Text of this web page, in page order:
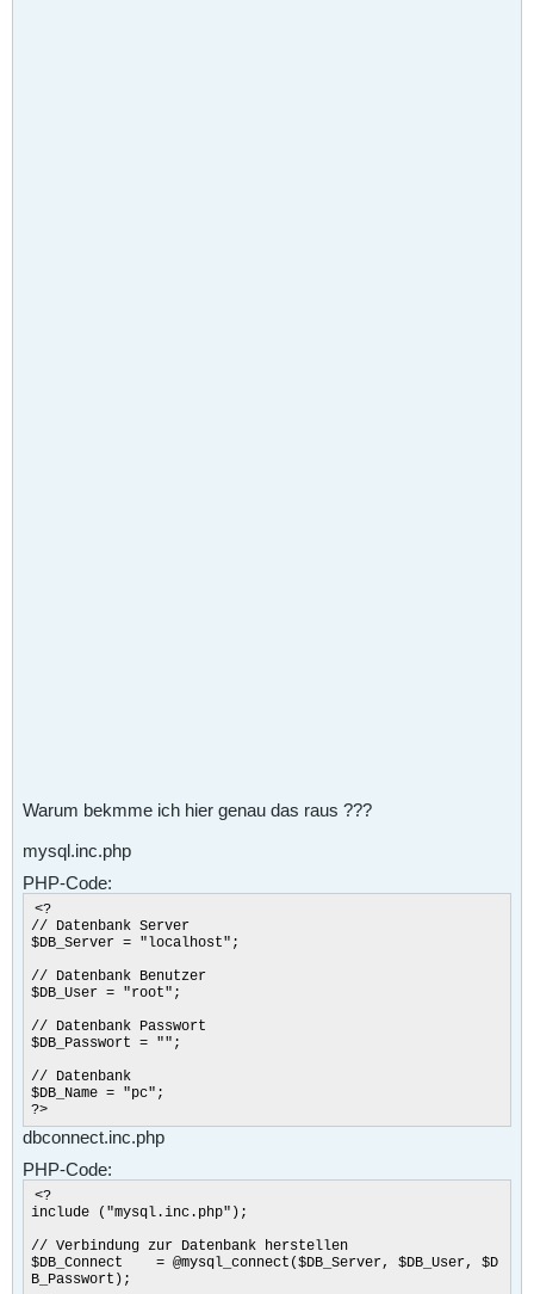
Warum bekmme ich hier genau das raus ???
mysql.inc.php
PHP-Code:
<?
// Datenbank Server
$DB_Server = "localhost";
// Datenbank Benutzer
$DB_User = "root";
// Datenbank Passwort
$DB_Passwort = "";
// Datenbank
$DB_Name = "pc";
?>
dbconnect.inc.php
PHP-Code:
<?
include ("mysql.inc.php");
// Verbindung zur Datenbank herstellen
$DB_Connect = @mysql_connect($DB_Server, $DB_User, $D
B_Passwort);